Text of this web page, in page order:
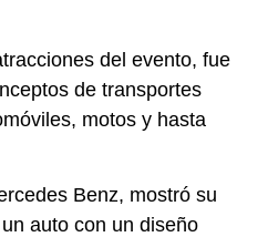
del evento, fue
de transportes
motos y hasta
Benz, mostró su
auto con un diseño